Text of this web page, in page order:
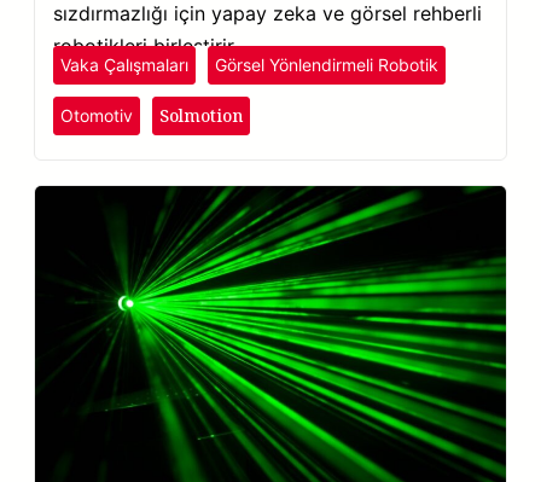
sızdırmazlığı için yapay zeka ve görsel rehberli
robotikleri birleştirir.
Vaka Çalışmaları Görsel Yönlendirmeli Robotik
Otomotiv Solmotion